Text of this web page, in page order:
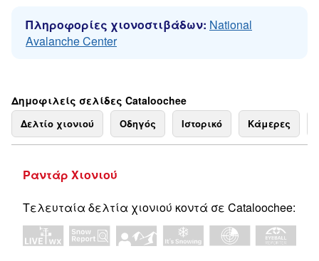
Πληροφορίες χιονοστιβάδων: National
Avalanche Center
Δημοφιλείς σελίδες Cataloochee
Δελτίο χιονιού Οδηγός Ιστορικό Κάμερες
Ραντάρ Χιονιού
Τελευταία δελτία χιονιού κοντά σε Cataloochee: